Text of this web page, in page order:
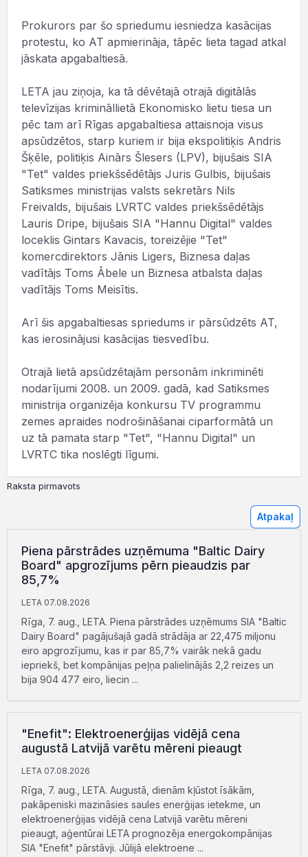
Prokurors par šo spriedumu iesniedza kasācijas
protestu, ko AT apmierināja, tāpēc lieta tagad atkal
jāskata apgabaltiesā.
LETA jau ziņoja, ka tā dēvētajā otrajā digitālās
televīzijas krimināllietā Ekonomisko lietu tiesa un
pēc tam arī Rīgas apgabaltiesa attaisnoja visus
apsūdzētos, starp kuriem ir bija ekspolitiķis Andris
Šķēle, politiķis Ainārs Šlesers (LPV), bijušais SIA
"Tet" valdes priekšsēdētājs Juris Gulbis, bijušais
Satiksmes ministrijas valsts sekretārs Nils
Freivalds, bijušais LVRTC valdes priekšsēdētājs
Lauris Dripe, bijušais SIA "Hannu Digital" valdes
loceklis Gintars Kavacis, toreizējie "Tet"
komercdirektors Jānis Ligers, Biznesa daļas
vadītājs Toms Ābele un Biznesa atbalsta daļas
vadītājs Toms Meisītis.
Arī šis apgabaltiesas spriedums ir pārsūdzēts AT,
kas ierosinājusi kasācijas tiesvedību.
Otrajā lietā apsūdzētajām personām inkriminēti
nodarījumi 2008. un 2009. gadā, kad Satiksmes
ministrija organizēja konkursu TV programmu
zemes apraides nodrošināšanai ciparformātā un
uz tā pamata starp "Tet", "Hannu Digital" un
LVRTC tika noslēgti līgumi.
Raksta pirmavots
Atpakaļ
Piena pārstrādes uzņēmuma "Baltic Dairy
Board" apgrozījums pērn pieaudzis par
85,7%
LETA 07.08.2026
Rīga, 7. aug., LETA. Piena pārstrādes uzņēmums SIA "Baltic
Dairy Board" pagājušajā gadā strādāja ar 22,475 miljonu
eiro apgrozījumu, kas ir par 85,7% vairāk nekā gadu
iepriekš, bet kompānijas peļņa palielinājās 2,2 reizes un
bija 904 477 eiro, liecin ...
"Enefit": Elektroenerģijas vidējā cena
augustā Latvijā varētu mēreni pieaugt
LETA 07.08.2026
Rīga, 7. aug., LETA. Augustā, dienām kļūstot īsākām,
pakāpeniski mazināsies saules enerģijas ietekme, un
elektroenerģijas vidējā cena Latvijā varētu mēreni
pieaugt, aģentūrai LETA prognozēja energokompānijas
SIA "Enefit" pārstāvji. Jūlijā elektroene ...